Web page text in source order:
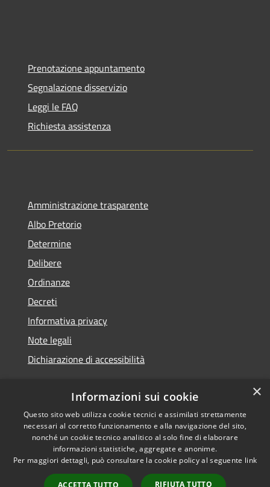
Prenotazione appuntamento
Segnalazione disservizio
Leggi le FAQ
Richiesta assistenza
Amministrazione trasparente
Albo Pretorio
Determine
Delibere
Ordinanze
Decreti
Informativa privacy
Note legali
Dichiarazione di accessibilità
RSS
Accessibilità
Cookie
Mappa del sito
Copyright © 2026 • Comune di
Molochio • Powered by
Municipium•Accesso
redazione
×
Informazioni sui cookie
Questo sito web utilizza cookie tecnici e assimilati strettamente
necessari al corretto funzionamento e alla navigazione del sito,
nonché un cookie tecnico analitico al solo fine di elaborare
informazioni statistiche, aggregate e anonime.
Per maggiori dettagli, può consultare la cookie policy al seguente link
ACCETTA TUTTO RIFIUTA TUTTO